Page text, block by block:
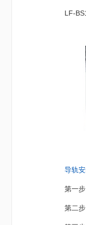
LF-
导轨
第一
第二